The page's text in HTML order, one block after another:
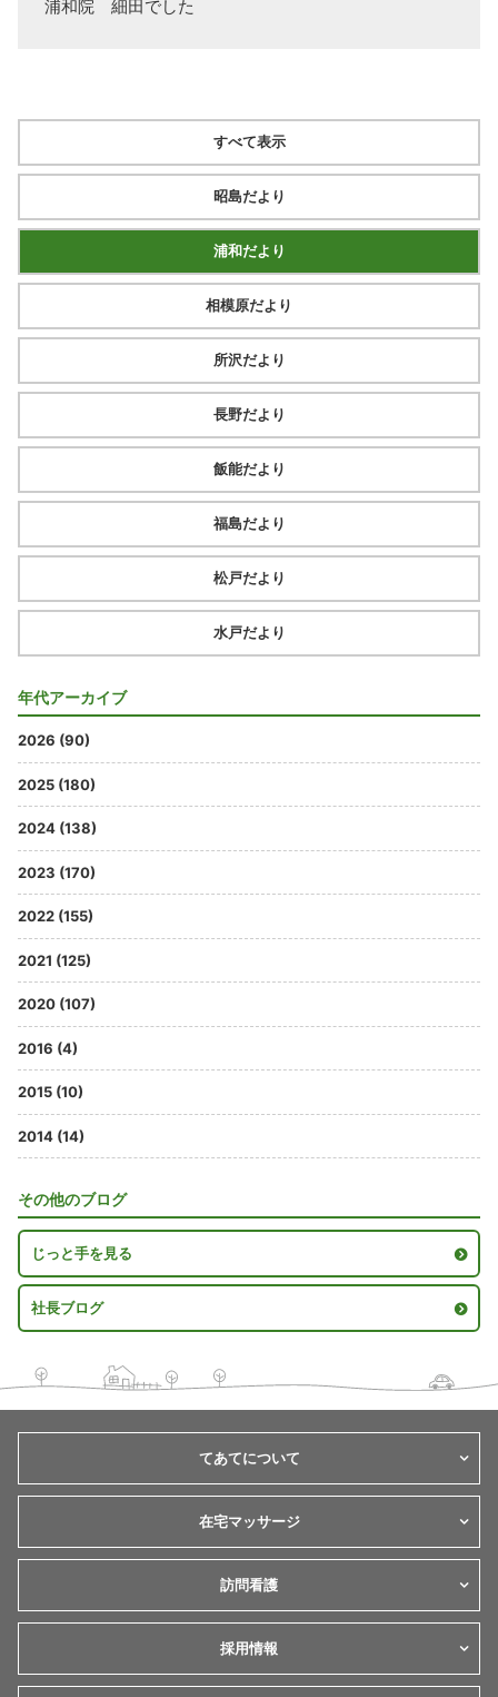
浦和院　細田でした
すべて表示
昭島だより
浦和だより
相模原だより
所沢だより
長野だより
飯能だより
福島だより
松戸だより
水戸だより
年代アーカイブ
2026 (90)
2025 (180)
2024 (138)
2023 (170)
2022 (155)
2021 (125)
2020 (107)
2016 (4)
2015 (10)
2014 (14)
その他のブログ
じっと手を見る
社長ブログ
てあてについて
在宅マッサージ
訪問看護
採用情報